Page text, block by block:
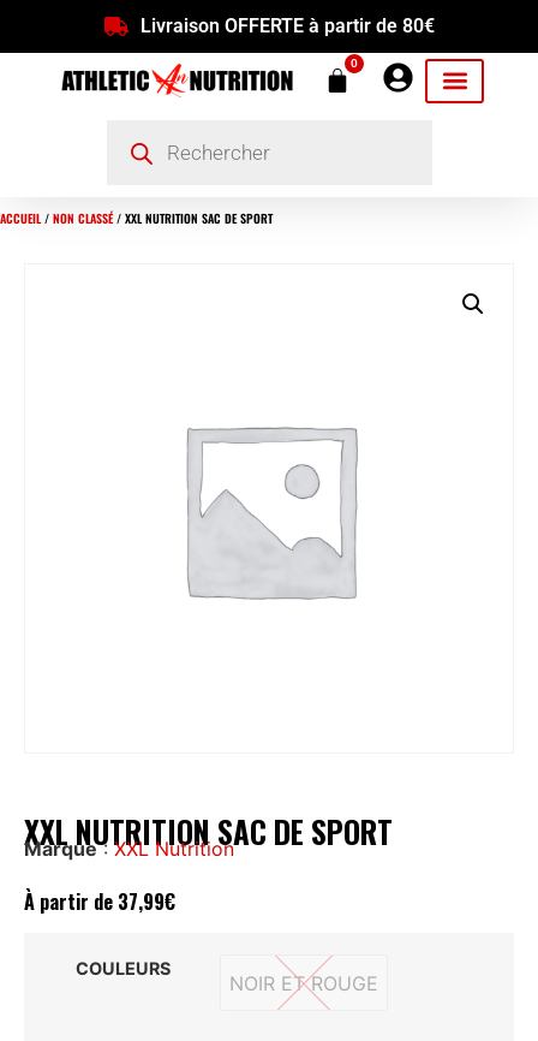
Livraison OFFERTE à partir de 80€
0
ACCUEIL/ NON CLASSÉ/ XXL NUTRITION SAC DE SPORT
XXL NUTRITION SAC DE SPORT
Marque: XXL Nutrition
À partir de 37,99€
COULEURS
NOIR ET ROUGE
NOIR ET ROUGE